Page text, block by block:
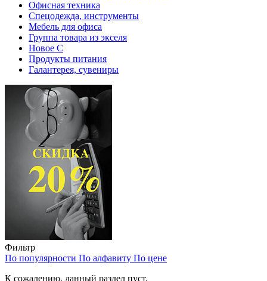
Офисная техника
Спецодежда, инструменты
Мебель для офиса
Группа товара из экселя
Новое С
Продукты питания
Галантерея, сувениры
Фильтр
По популярности По алфавиту По цене
К сожалению, данный раздел пуст.